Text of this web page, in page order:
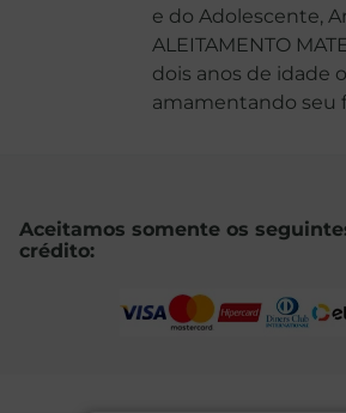
e do Adolescente,
ALEITAMENTO
dois anos de idade
amamentando seu
Aceitamos somente os
crédito: